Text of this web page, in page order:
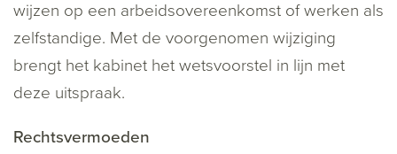
wijzen op een arbeidsovereenkomst of werken als
zelfstandige. Met de voorgenomen wijziging
brengt het kabinet het wetsvoorstel in lijn met
deze uitspraak.
Rechtsvermoeden